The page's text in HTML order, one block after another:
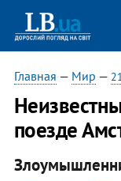
Главная — Мир —
поезде